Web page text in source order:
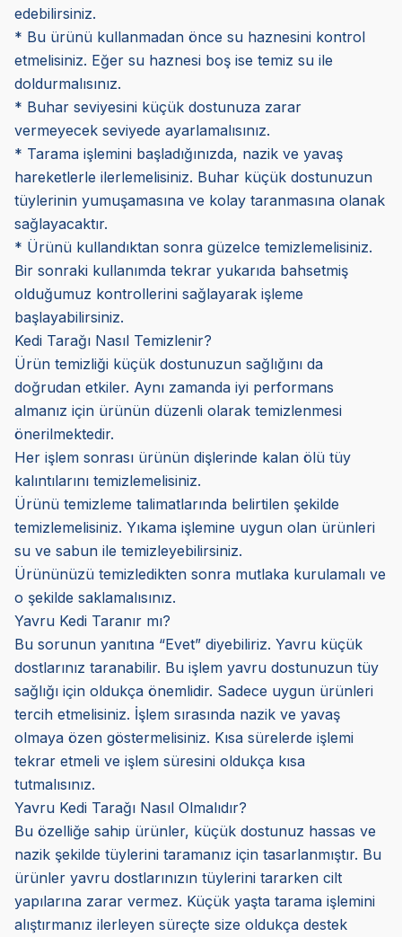
edebilirsiniz.
* Bu ürünü kullanmadan önce su haznesini kontrol
etmelisiniz. Eğer su haznesi boş ise temiz su ile
doldurmalısınız.
* Buhar seviyesini küçük dostunuza zarar
vermeyecek seviyede ayarlamalısınız.
* Tarama işlemini başladığınızda, nazik ve yavaş
hareketlerle ilerlemelisiniz. Buhar küçük dostunuzun
tüylerinin yumuşamasına ve kolay taranmasına olanak
sağlayacaktır.
* Ürünü kullandıktan sonra güzelce temizlemelisiniz.
Bir sonraki kullanımda tekrar yukarıda bahsetmiş
olduğumuz kontrollerini sağlayarak işleme
başlayabilirsiniz.
Kedi Tarağı Nasıl Temizlenir?
Ürün temizliği küçük dostunuzun sağlığını da
doğrudan etkiler. Aynı zamanda iyi performans
almanız için ürünün düzenli olarak temizlenmesi
önerilmektedir.
Her işlem sonrası ürünün dişlerinde kalan ölü tüy
kalıntılarını temizlemelisiniz.
Ürünü temizleme talimatlarında belirtilen şekilde
temizlemelisiniz. Yıkama işlemine uygun olan ürünleri
su ve sabun ile temizleyebilirsiniz.
Ürününüzü temizledikten sonra mutlaka kurulamalı ve
o şekilde saklamalısınız.
Yavru Kedi Taranır mı?
Bu sorunun yanıtına “Evet” diyebiliriz. Yavru küçük
dostlarınız taranabilir. Bu işlem yavru dostunuzun tüy
sağlığı için oldukça önemlidir. Sadece uygun ürünleri
tercih etmelisiniz. İşlem sırasında nazik ve yavaş
olmaya özen göstermelisiniz. Kısa sürelerde işlemi
tekrar etmeli ve işlem süresini oldukça kısa
tutmalısınız.
Yavru Kedi Tarağı Nasıl Olmalıdır?
Bu özelliğe sahip ürünler, küçük dostunuz hassas ve
nazik şekilde tüylerini taramanız için tasarlanmıştır. Bu
ürünler yavru dostlarınızın tüylerini tararken cilt
yapılarına zarar vermez. Küçük yaşta tarama işlemini
alıştırmanız ilerleyen süreçte size oldukça destek